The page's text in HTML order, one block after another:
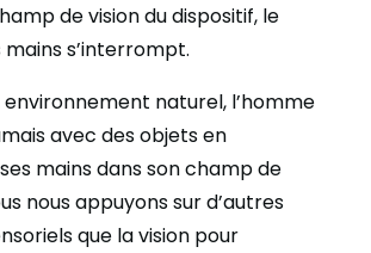
de vision du dispositif, le
s’interrompt.
environnement naturel, l’homme
avec des objets en
mains dans son champ de
nous appuyons sur d’autres
que la vision pour